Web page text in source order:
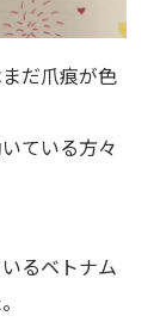
だ爪痕が色
ている方々
るベトナム